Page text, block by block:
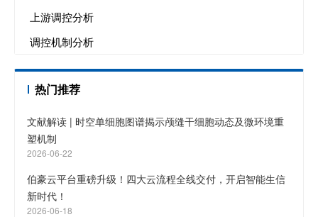
上游调控分析
调控机制分析
热门推荐
文献解读 | 时空单细胞图谱揭示颅缝干细胞动态及微环境重
塑机制
2026-06-22
伯豪云平台重磅升级！四大云流程全线交付，开启智能生信
新时代！
2026-06-18